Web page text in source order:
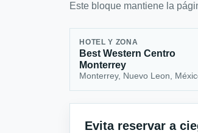
Este bloque mantiene la
HOTEL Y ZONA
Best Western Centro
Monterrey
Monterrey, Nuevo Leon,
Evita reservar a